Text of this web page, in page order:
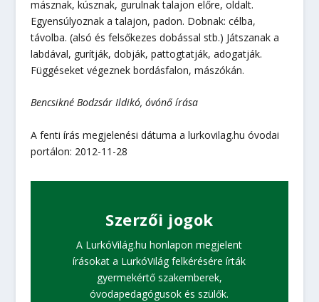
másznak, kúsznak, gurulnak talajon előre, oldalt.
Egyensúlyoznak a talajon, padon. Dobnak: célba,
távolba. (alsó és felsőkezes dobással stb.) Játszanak a
labdával, gurítják, dobják, pattogtatják, adogatják.
Függéseket végeznek bordásfalon, mászókán.
Bencsikné Bodzsár Ildikó, óvónőírása
A fenti írás megjelenési dátuma a lurkovilag.hu óvodai
portálon: 2012-11-28
Szerzői jogok
A LurkóVilág.hu honlapon megjelent
írásokat a LurkóVilág felkérésére írták
gyermekértő szakemberek,
óvodapedagógusok és szülők.